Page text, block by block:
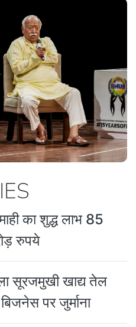
का शुद्ध लाभ 85
रुपये
सूरजमुखी खाद्य तेल
पर जुर्माना